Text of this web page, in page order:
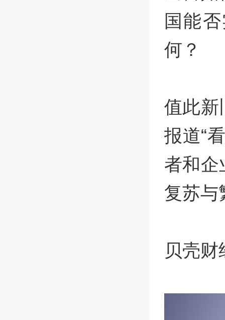
国能
何？
值此新
报道“
者和企
复苏与
贝壳